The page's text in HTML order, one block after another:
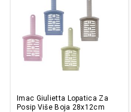
Imac Giulietta Lopatica Za
Posip Više Boja 28x12cm